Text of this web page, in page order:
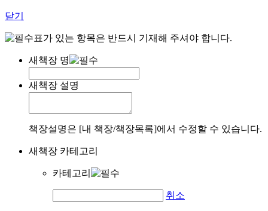
닫기
표가 있는 항목은 반드시 기재해 주셔야 합니다.
새책장 명
새책장 설명
책장설명은 [내 책장/책장목록]에서 수정할 수 있습니다.
새책장 카테고리
카테고리
취소